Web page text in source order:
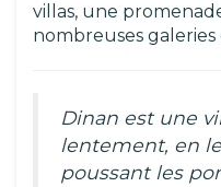
villas, une
nombreuses galeries
Dinan est une
lentement, en
poussant les